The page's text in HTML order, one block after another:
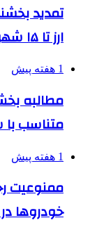
تمدید
ارز تا ۱۵ شهریور
1 هفته پیش
مطالبه
متناسب
1 هفته پیش
ممنوعیت
خودروها در